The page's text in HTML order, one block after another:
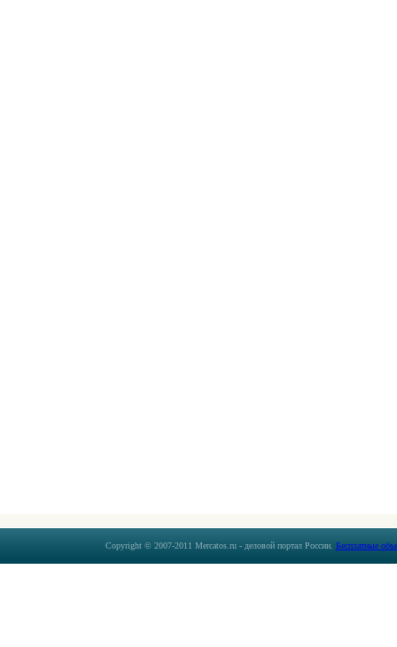
Copyright © 2007-2011 Mercatos.ru - деловой портал России. Бесплатные